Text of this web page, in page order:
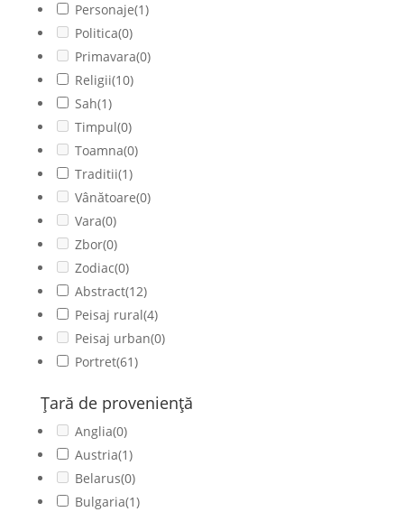
Personaje(1)
Politica(0)
Primavara(0)
Religii(10)
Sah(1)
Timpul(0)
Toamna(0)
Traditii(1)
Vânătoare(0)
Vara(0)
Zbor(0)
Zodiac(0)
Abstract(12)
Peisaj rural(4)
Peisaj urban(0)
Portret(61)
Ţară de provenienţă
Anglia(0)
Austria(1)
Belarus(0)
Bulgaria(1)